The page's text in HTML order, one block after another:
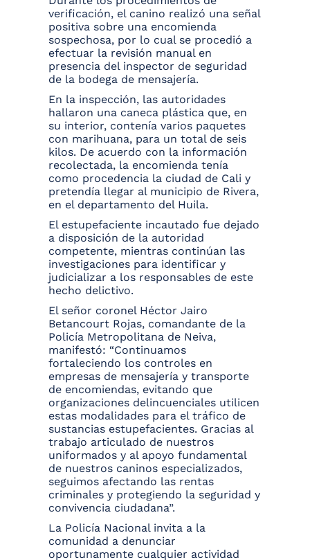
verificación, el canino realizó una señal
positiva sobre una encomienda
sospechosa, por lo cual se procedió a
efectuar la revisión manual en
presencia del inspector de seguridad
de la bodega de mensajería.
En la inspección, las autoridades
hallaron una caneca plástica que, en
su interior, contenía varios paquetes
con marihuana, para un total de seis
kilos. De acuerdo con la información
recolectada, la encomienda tenía
como procedencia la ciudad de Cali y
pretendía llegar al municipio de Rivera,
en el departamento del Huila.
El estupefaciente incautado fue dejado
a disposición de la autoridad
competente, mientras continúan las
investigaciones para identificar y
judicializar a los responsables de este
hecho delictivo.
El señor coronel Héctor Jairo
Betancourt Rojas, comandante de la
Policía Metropolitana de Neiva,
manifestó: “Continuamos
fortaleciendo los controles en
empresas de mensajería y transporte
de encomiendas, evitando que
organizaciones delincuenciales utilicen
estas modalidades para el tráfico de
sustancias estupefacientes. Gracias al
trabajo articulado de nuestros
uniformados y al apoyo fundamental
de nuestros caninos especializados,
seguimos afectando las rentas
criminales y protegiendo la seguridad y
convivencia ciudadana”.
La Policía Nacional invita a la
comunidad a denunciar
oportunamente cualquier actividad